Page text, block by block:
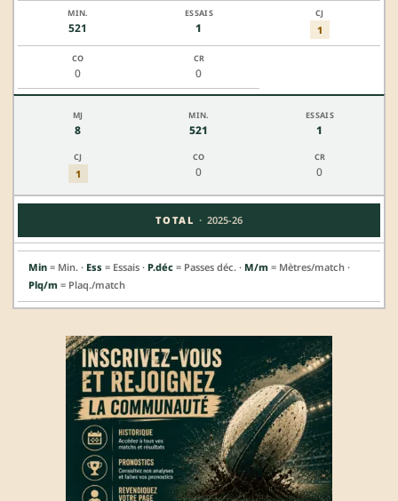
521 1 1
0 0
8 521 1
1 0 0
TOTAL · 2025-26
Min = Min. · Ess = Essais · P.déc = Passes déc. · M/m = Mètres/match ·
Plq/m = Plaq./match